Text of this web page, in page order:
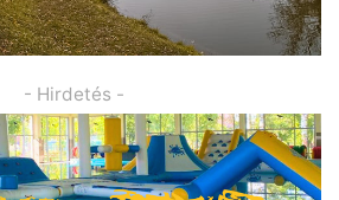
- Hirdetés -